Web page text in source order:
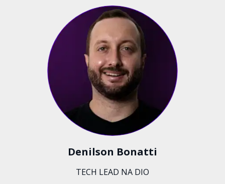
Denilson Bonatti
TECH LEAD NA DIO